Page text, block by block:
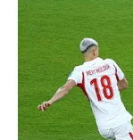
สรุปลักษณะเด่น
ได้ยินเสียงได้พิ
เสียสละ ชอบช่ว
รำคาญ มีพลังแ